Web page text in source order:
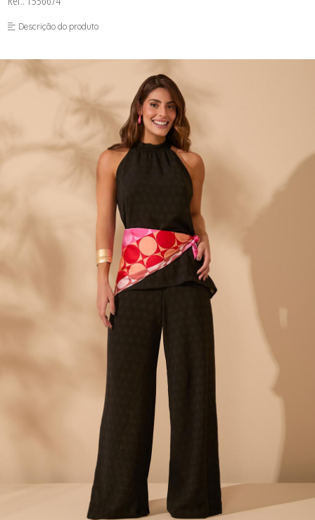
LONGO-AGOSTO I-
MACAC-AGOSTO I-
VESTI-AGOSTO I-
Descrição do produto